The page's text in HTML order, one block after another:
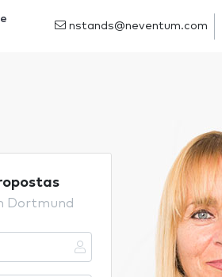
nstands@neventum.com
Dortmund